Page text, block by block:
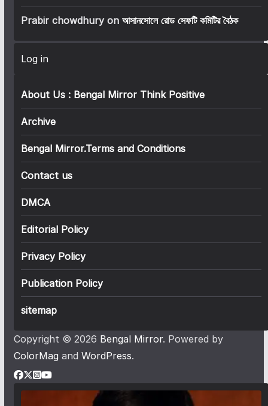
Prabir chowdhuryon আসানসোলে রোড সেফটি কমিটির বৈঠক
Log in
About Us : Bengal Mirror Think Positive
Archive
Bengal Mirror.Terms and Conditions
Contact us
DMCA
Editorial Policy
Privacy Policy
Publication Policy
sitemap
Copyright © 2026 Bengal Mirror. Powered by
ColorMag and WordPress.